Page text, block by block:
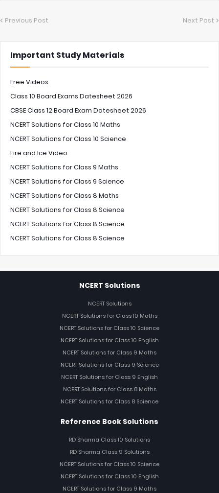
Previous Post Next Post
Important Study Materials
Free Videos
Class 10 Board Exams Datesheet 2026
CBSE Class 12 Board Exam Datesheet 2026
NCERT Solutions for Class 10 Maths
NCERT Solutions for Class 10 Science
Fire and Ice Video
NCERT Solutions for Class 9 Maths
NCERT Solutions for Class 9 Science
NCERT Solutions for Class 8 Maths
NCERT Solutions for Class 8 Science
NCERT Solutions for Class 8 Science
NCERT Solutions for Class 8 Science
NCERT Solutions
NCERT Solutions
NCERT Solutions for Class 10 Maths
NCERT Solutions for Class 10 Science
NCERT Solutions for Class 10 English
NCERT Solutions for Class 9 Maths
NCERT Solutions for Class 9 Science
NCERT Solutions for Class 9 English
NCERT Solutions for Class 8 Maths
NCERT Solutions for Class 8 Science
Reference Book Solutions
RD Sharma Class 10 Solutions
RD Sharma Class 9 Solutions
NCERT Solutions for Class 10 Science
NCERT Solutions for Class 10 English
NCERT Solutions for Class 9 Maths